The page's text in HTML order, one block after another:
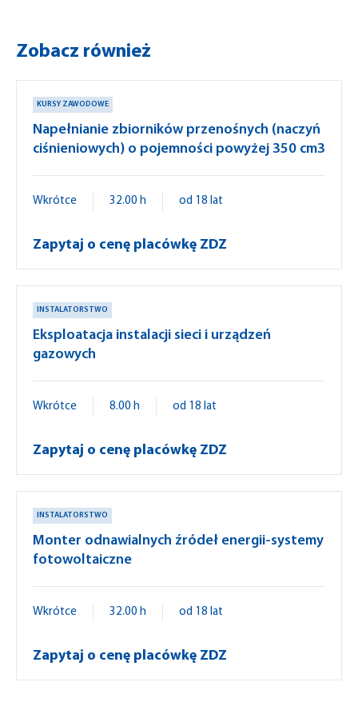
Zobacz również
KURSY ZAWODOWE
Napełnianie zbiorników przenośnych (naczyń
ciśnieniowych) o pojemności powyżej 350 cm3
Wkrótce 32.00 h od 18 lat
Zapytaj o cenę placówkę ZDZ
INSTALATORSTWO
Eksploatacja instalacji sieci i urządzeń
gazowych
Wkrótce 8.00 h od 18 lat
Zapytaj o cenę placówkę ZDZ
INSTALATORSTWO
Monter odnawialnych źródeł energii-systemy
fotowoltaiczne
Wkrótce 32.00 h od 18 lat
Zapytaj o cenę placówkę ZDZ